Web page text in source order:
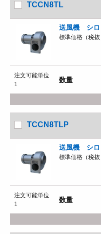
TCCN8TL
送風機 シロ
標準価格（税抜
注文可能単位
1
数量
TCCN8TLP
送風機 シロ
標準価格（税抜
注文可能単位
1
数量